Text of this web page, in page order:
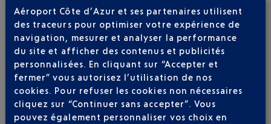
COMPAGNIE(S) AÉRIENNE(S)
NORWEGIAN AIR SHUTTLE +33 (0) 97 07 38 001
Aéroport Côte d’Azur et ses partenaires utilisent
des traceurs pour optimiser votre expérience de
navigation, mesurer et analyser la performance
du site et afficher des contenus et publicités
personnalisées. En cliquant sur “Accepter et
fermer” vous autorisez l’utilisation de nos
cookies. Pour refuser les cookies non nécessaires
cliquez sur “Continuer sans accepter”. Vous
pouvez également personnaliser vos choix en